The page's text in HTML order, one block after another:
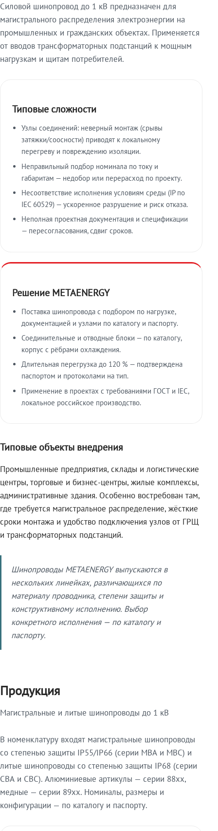
Силовой шинопровод до 1 кВ предназначен для
магистрального распределения электроэнергии на
промышленных и гражданских объектах. Применяется
от вводов трансформаторных подстанций к мощным
нагрузкам и щитам потребителей.
Типовые сложности
Узлы соединений: неверный монтаж (срывы
затяжки/соосности) приводят к локальному
перегреву и повреждению изоляции.
Неправильный подбор номинала по току и
габаритам — недобор или перерасход по проекту.
Несоответствие исполнения условиям среды (IP по
IEC 60529) — ускоренное разрушение и риск отказа.
Неполная проектная документация и спецификации
— пересогласования, сдвиг сроков.
Решение METAENERGY
Поставка шинопровода с подбором по нагрузке,
документацией и узлами по каталогу и паспорту.
Соединительные и отводные блоки — по каталогу,
корпус с рёбрами охлаждения.
Длительная перегрузка до 120 % — подтверждена
паспортом и протоколами на тип.
Применение в проектах с требованиями ГОСТ и IEC,
локальное российское производство.
Типовые объекты внедрения
Промышленные предприятия, склады и логистические
центры, торговые и бизнес-центры, жилые комплексы,
административные здания. Особенно востребован там,
где требуется магистральное распределение, жёсткие
сроки монтажа и удобство подключения узлов от ГРЩ
и трансформаторных подстанций.
Шинопроводы METAENERGY выпускаются в
нескольких линейках, различающихся по
материалу проводника, степени защиты и
конструктивному исполнению. Выбор
конкретного исполнения — по каталогу и
паспорту.
Продукция
Магистральные и литые шинопроводы до 1 кВ
В номенклатуру входят магистральные шинопроводы
со степенью защиты IP55/IP66 (серии МВА и МВС) и
литые шинопроводы со степенью защиты IP68 (серии
СВА и СВС). Алюминиевые артикулы — серии 88xx,
медные — серии 89xx. Номиналы, размеры и
конфигурации — по каталогу и паспорту.